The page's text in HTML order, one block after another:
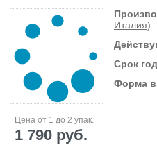
Италия)
Срок
Форма
Цена от 1 до 2 упак.
1 790 руб.